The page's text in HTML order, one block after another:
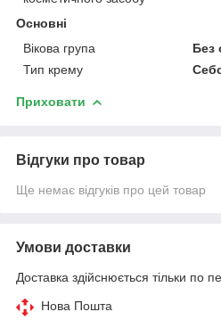
Основні
Вікова група
Без
Тип крему
Приховати
Відгуки про товар
Ще немає відгуків про цей товар
Умови доставки
Доставка здійснюється тільки по
Нова Пошта